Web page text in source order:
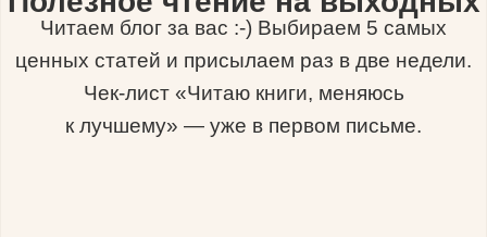
Читаем блог за вас :-) Выбираем 5 самых
ценных статей и присылаем раз в две недели.
Чек-лист «Читаю книги, меняюсь
к лучшему» — уже в первом письме.